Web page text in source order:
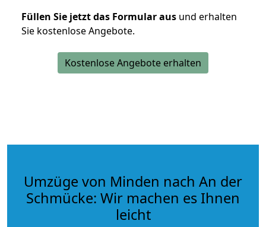
Füllen Sie jetzt das Formular aus und erhalten
Sie kostenlose Angebote.
Kostenlose Angebote erhalten
Umzüge von Minden nach An der
Schmücke: Wir machen es Ihnen
leicht